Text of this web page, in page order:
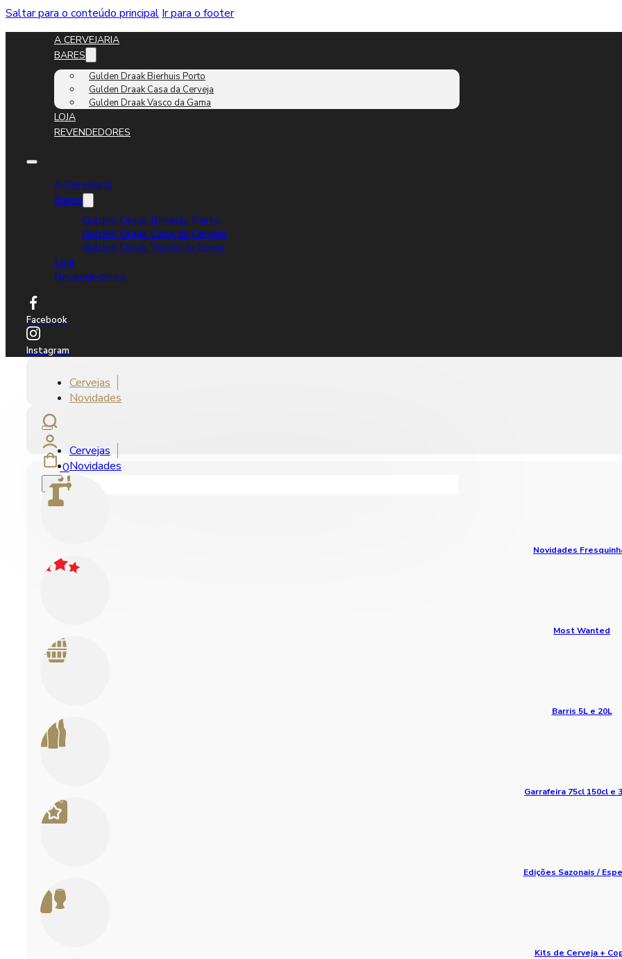
Saltar para o conteúdo principal Ir para o footer
A CERVEJARIA
BARES
Gulden Draak Bierhuis Porto
Gulden Draak Casa da Cerveja
Gulden Draak Vasco da Gama
LOJA
REVENDEDORES
A Cervejaria
Bares
Gulden Draak Bierhuis Porto
Gulden Draak Casa da Cerveja
Gulden Draak Vasco da Gama
Loja
Revendedores
Facebook
Instagram
Cervejas
Novidades
Cervejas
Novidades
0
Novidades
Most Wanted
Barris 5L e 20L
Garrafeira 75cl 150cl e
Edições Sazonais /
Kits de Cerveja +